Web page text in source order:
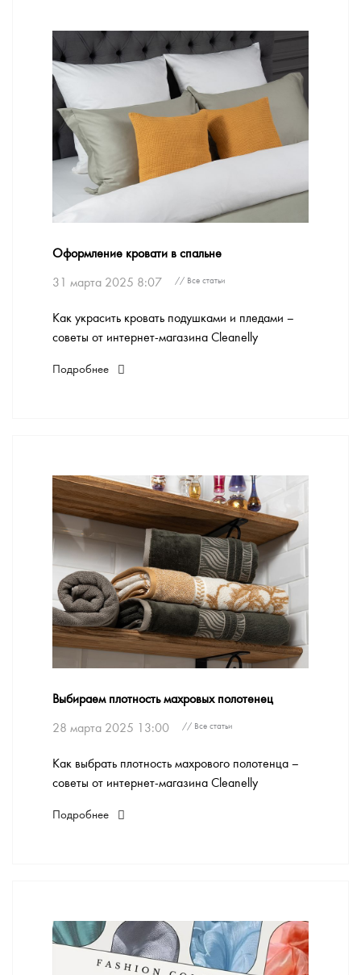
Оформление кровати в спальне
31 марта 2025 8:07
// Все статьи
Как украсить кровать подушками и пледами –
советы от интернет-магазина Cleanelly
Подробнее
Выбираем плотность махровых полотенец
28 марта 2025 13:00
// Все статьи
Как выбрать плотность махрового полотенца –
советы от интернет-магазина Cleanelly
Подробнее